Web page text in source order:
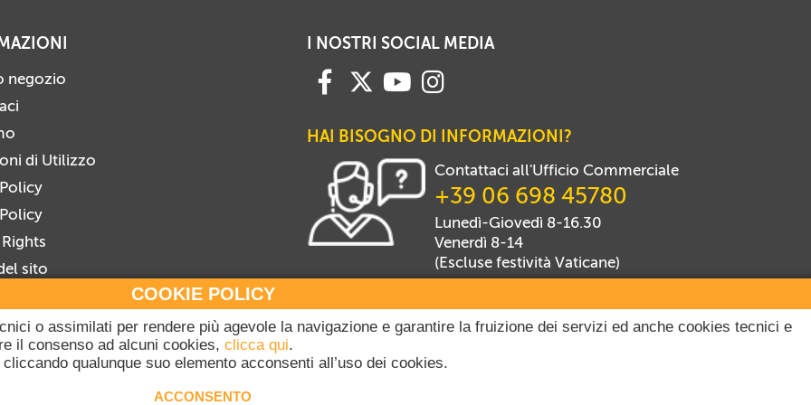
COOKIE POLICY
o assimilati per rendere più agevole la navigazione e garantire la fruizione dei servizi ed anche cookies tecnici e
il consenso ad alcuni cookies, clicca qui.
qualunque suo elemento acconsenti all’uso dei cookies.
ACCONSENTO
negozio
di Utilizzo
sito
dalla Newsletter
I NOSTRI SOCIAL MEDIA
HAI BISOGNO DI INFORMAZIONI?
Contattaci all'Ufficio Commerciale
+39 06 698 45780
Lunedì-Giovedì 8-16.30
Venerdì 8-14
(Escluse festività Vaticane)
2026 Dicasterium pro Communicatione - Libreria Editrice Vaticana - Tutti i diritti riservati.